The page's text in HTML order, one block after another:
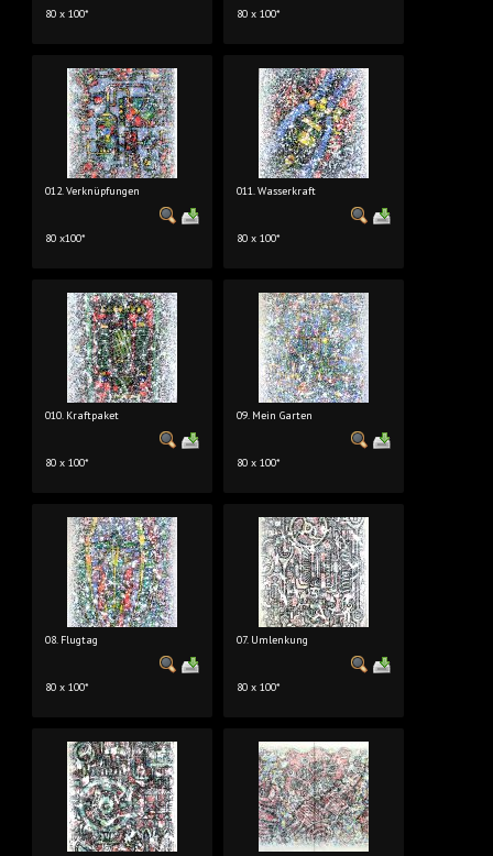
80 x 100* 80 x 100*
012. Verknüpfungen
80 x100*
011. Wasserkraft
80 x 100*
010. Kraftpaket
80 x 100*
09. Mein Garten
80 x 100*
08. Flugtag
80 x 100*
07. Umlenkung
80 x 100*